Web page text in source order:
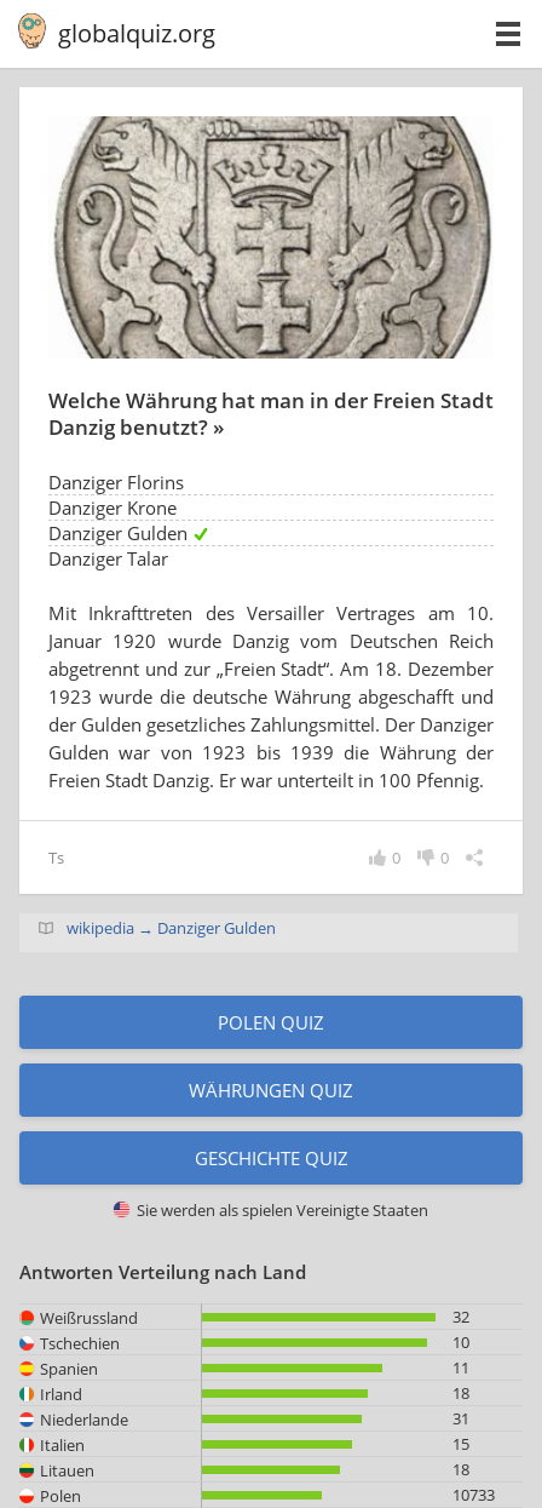
globalquiz.org
Welche Währung hat man in der Freien Stadt
Danzig benutzt? »
Danziger Florins
Danziger Krone
Danziger Gulden
Danziger Talar
Mit Inkrafttreten des Versailler Vertrages am 10.
Januar 1920 wurde Danzig vom Deutschen Reich
abgetrennt und zur „Freien Stadt“. Am 18. Dezember
1923 wurde die deutsche Währung abgeschafft und
der Gulden gesetzliches Zahlungsmittel. Der Danziger
Gulden war von 1923 bis 1939 die Währung der
Freien Stadt Danzig. Er war unterteilt in 100 Pfennig.
Ts 0
0
wikipedia → Danziger Gulden
POLEN QUIZ
WÄHRUNGEN QUIZ
GESCHICHTE QUIZ
Sie werden als spielen Vereinigte Staaten
Antworten Verteilung nach Land
Weißrussland
32
Tschechien
10
Spanien
11
Irland
18
Niederlande
31
Italien
15
Litauen
18
Polen
10733